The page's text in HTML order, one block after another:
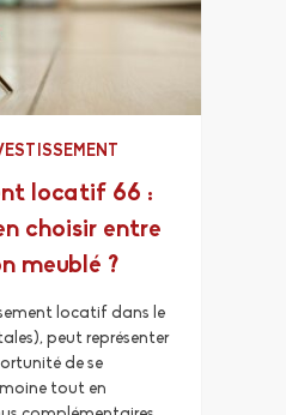
locatif 66 :
choisir entre
meublé ?
locatif dans le
peut représenter
de se
tout en